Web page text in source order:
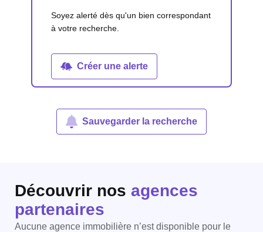
Soyez alerté dès qu'un bien correspondant
à votre recherche.
Créer une alerte
Sauvegarder la recherche
Découvrir nos agences
partenaires
Aucune agence immobilière n’est disponible pour le